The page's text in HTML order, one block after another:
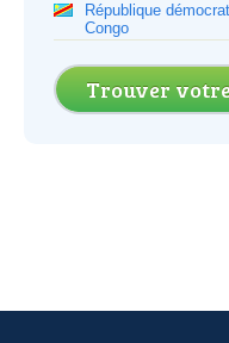
République
Congo
Trouver